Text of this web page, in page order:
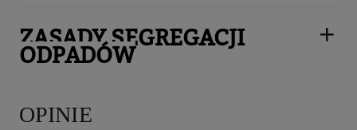
ZASADY SEGREGACJI
ODPADÓW
OPINIE